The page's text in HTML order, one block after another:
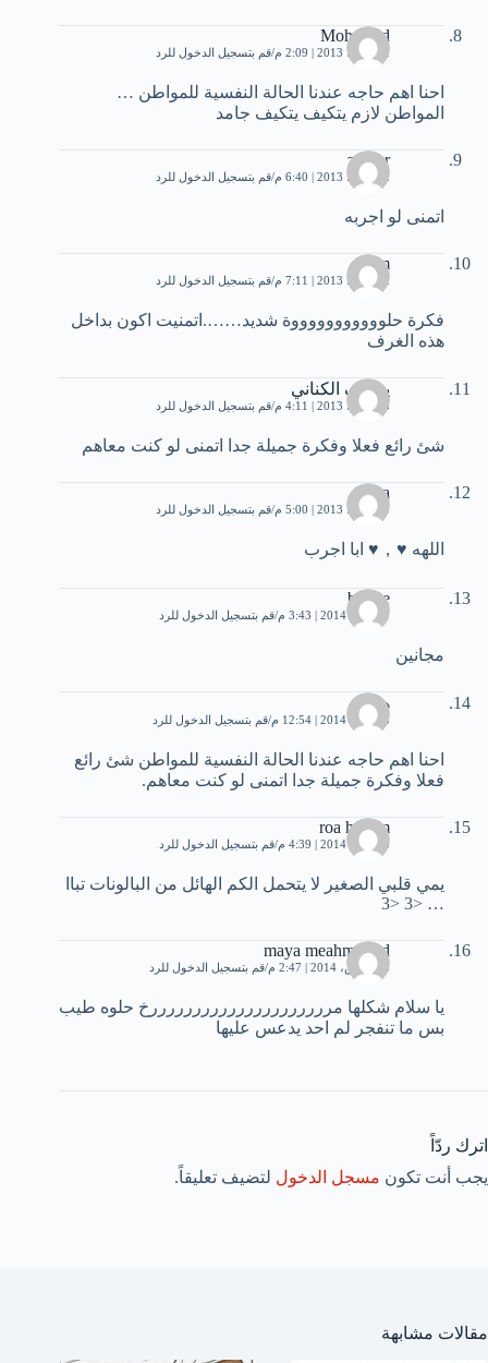
Mohamed
12 يوليو، 2013 | 2:09 م قم بتسجيل الدخول للرد
احنا اهم حاجه عندنا الحالة النفسية للمواطن …
المواطن لازم يتكيف يتكيف جامد
zuhier
12 يوليو، 2013 | 6:40 م قم بتسجيل الدخول للرد
اتمنى لو اجربه
sam
12 يوليو، 2013 | 7:11 م قم بتسجيل الدخول للرد
فكرة حلوووووووووووة شديد…….اتمنيت اكون بداخل
هذه الغرف
يوسف الكناني
23 يوليو، 2013 | 4:11 م قم بتسجيل الدخول للرد
شئ رائع فعلا وفكرة جميلة جدا اتمنى لو كنت معاهم
nosa
25 يوليو، 2013 | 5:00 م قم بتسجيل الدخول للرد
اللهه ♥，♥ ابا اجرب
brince
11 يناير، 2014 | 3:43 م قم بتسجيل الدخول للرد
مجانين
هيتوم
23 يناير، 2014 | 12:54 م قم بتسجيل الدخول للرد
احنا اهم حاجه عندنا الحالة النفسية للمواطن شئ رائع
فعلا وفكرة جميلة جدا اتمنى لو كنت معاهم.
roa husam
26 يناير، 2014 | 4:39 م قم بتسجيل الدخول للرد
يمي قلبي الصغير لا يتحمل الكم الهائل من البالونات تباا
… <3 <3
maya meahmoood
15 مارس، 2014 | 2:47 م قم بتسجيل الدخول للرد
يا سلام شكلها مرررررررررررررررررررررخ حلوه طيب
بس ما تنفجر لم احد يدعس عليها
اترك ردّاً
يجب أنت تكون مسجل الدخول لتضيف تعليقاً.
مقالات مشابهة